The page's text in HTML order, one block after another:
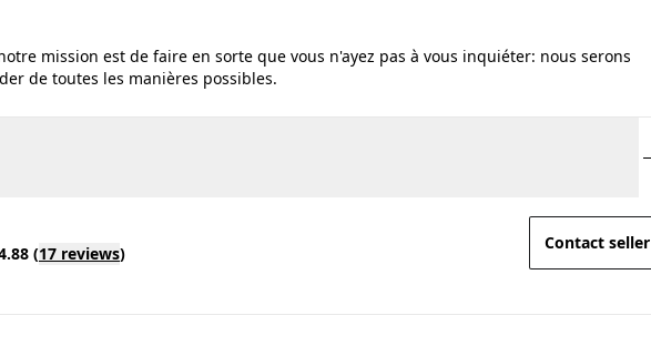
mission est de faire en sorte que vous n'ayez pas à vous inquiéter: nous serons
de toutes les manières possibles.
(17 reviews)
Contact seller